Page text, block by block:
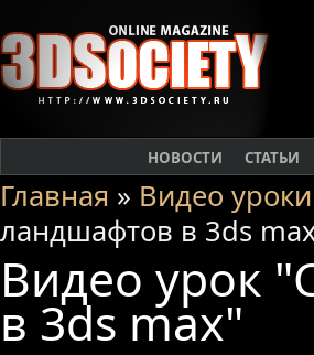
НОВОСТИ СТАТЬИ
Главная » Видео
ландшафтов в 3ds
Видео урок
в 3ds max"